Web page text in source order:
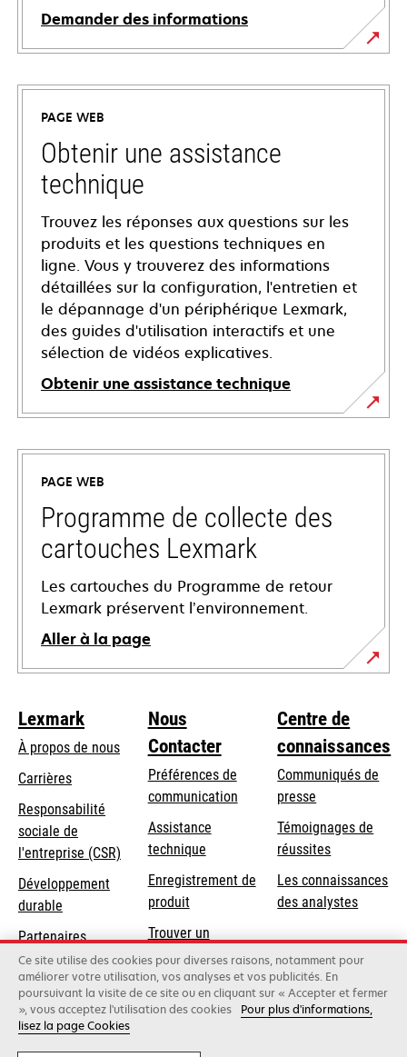
Demander des informations
PAGE WEB
Obtenir une assistance
technique
Trouvez les réponses aux questions sur les
produits et les questions techniques en
ligne. Vous y trouverez des informations
détaillées sur la configuration, l'entretien et
le dépannage d'un périphérique Lexmark,
des guides d'utilisation interactifs et une
sélection de vidéos explicatives.
Obtenir une assistance technique
s’ouvre
dans
nouvel
onglet
PAGE WEB
Programme de collecte des
cartouches Lexmark
Les cartouches du Programme de retour
Lexmark préservent l’environnement.
Aller à la page
Lexmark
À propos de nous
Carrières
s’ouvre
dans
un
nouvel
onglet
Responsabilité
sociale de
l'entreprise (CSR) s’ouvre
onglet
Développement
durable
Partenaires
Lexmark
Nous
Contacter
Préférences de
communication
s’ouvre
dans
un
nouvel
onglet
Assistance
techniques’ouvre
un
onglet
Enregistrement de
produit
Trouver un
revendeur
Centre de
connaissances
Communiqués de
presse
Témoignages de
réussites
Les connaissances
des analystes
Lexmark International, Inc., une entreprise Xerox
©2026 Tous droits réservés.
Ce site utilise des cookies pour diverses raisons, notamment pour
améliorer votre utilisation, vos analyses et vos publicités. En
poursuivant la visite de ce site ou en cliquant sur « Accepter et fermer
», vous acceptez l'utilisation des cookies
Pour plus d'informations,
lisez la page Cookies